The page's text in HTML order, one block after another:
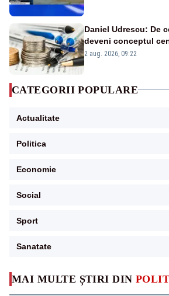
MAI MULTE ȘTIRI DIN
Daniel Udrescu: De
deveni conceptul
viitoare?
2 aug. 2026, 09:22
CATEGORII POPULARE
Actualitate
Politica
Economie
Social
Sport
Sanatate